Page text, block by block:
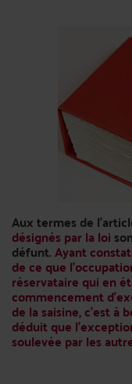
Aux termes de
désignés par la loi
défunt.Ayant
de ce que
réservataire qui en
commencement
de la saisine, c'est à
déduit que
soulevée par les